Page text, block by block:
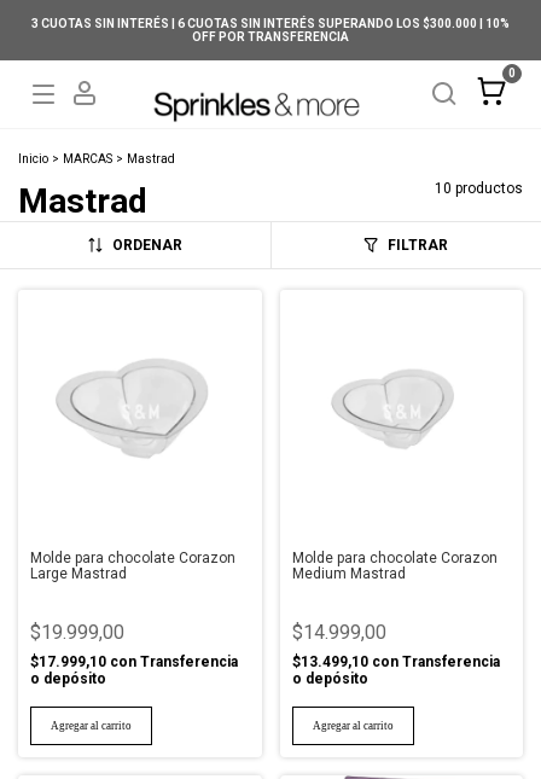
3 CUOTAS SIN INTERÉS | 6 CUOTAS SIN INTERÉS SUPERANDO LOS $300.000 | 10%
OFF POR TRANSFERENCIA
0
Inicio > MARCAS > Mastrad
Mastrad 10 productos
ORDENAR FILTRAR
Molde para chocolate Corazon
Large Mastrad
$19.999,00
$17.999,10 con Transferencia
o depósito
Molde para chocolate Corazon
Medium Mastrad
$14.999,00
$13.499,10 con Transferencia
o depósito